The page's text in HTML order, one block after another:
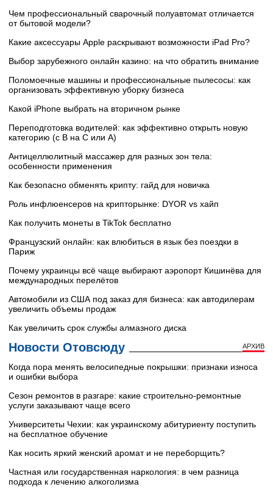
Чем профессиональный сварочный полуавтомат отличается
от бытовой модели?
Какие аксессуары Apple раскрывают возможности iPad Pro?
Выбор зарубежного онлайн казино: на что обратить внимание
Поломоечные машины и профессиональные пылесосы: как
организовать эффективную уборку бизнеса
Какой iPhone выбрать на вторичном рынке
Переподготовка водителей: как эффективно открыть новую
категорию (с B на C или А)
Антицеллюлитный массажер для разных зон тела:
особенности применения
Как безопасно обменять крипту: гайд для новичка
Роль инфлюенсеров на крипторынке: DYOR vs хайп
Как получить монеты в TikTok бесплатно
Французский онлайн: как влюбиться в язык без поездки в
Париж
Почему украинцы всё чаще выбирают аэропорт Кишинёва для
международных перелётов
Автомобили из США под заказ для бизнеса: как автодилерам
увеличить объемы продаж
Как увеличить срок службы алмазного диска
Новости Отовсюду АРХИВ
Когда пора менять велосипедные покрышки: признаки износа
и ошибки выбора
Сезон ремонтов в разгаре: какие строительно-ремонтные
услуги заказывают чаще всего
Университеты Чехии: как украинскому абитуриенту поступить
на бесплатное обучение
Как носить яркий женский аромат и не переборщить?
Частная или государственная наркология: в чем разница
подхода к лечению алкоголизма